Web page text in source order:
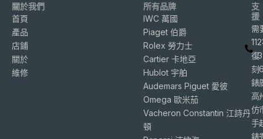
關於我們
首頁
產品
店鋪
關於
維修
所有品牌
IWC 萬國
Piaget 伯爵
Rolex 勞力士
Cartier 卡地亞
Hublot 宇舶
Audemars Piguet 愛彼
Omega 歐米茄
Vacheron Constantin 江詩丹
頓
支
援
需
復
刻
錶
高
仿
手
錶